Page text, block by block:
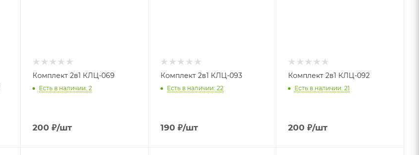
Комплект 2в1 КЛЦ-069
Есть в наличии: 2
200 ₽/шт
Комплект 2в1 КЛЦ-093
Есть в наличии: 22
190 ₽/шт
Комплект 2в1 КЛЦ-092
Есть в наличии: 21
200 ₽/шт